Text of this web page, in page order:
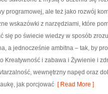
programowej, ale też jako rozwój
wskazówki z narzędziami, które
się po świecie wiedzy w sposób
a jednocześnie ambitna – tak, by
Kreatywność i zabawa i Żywienie i
wewnętrzny napęd oraz
jak porcjować [ Read More ]